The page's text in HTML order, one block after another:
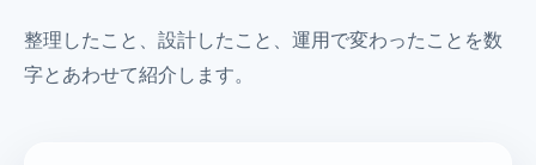
整理したこと、設計したこと、運用で変わったことを数
字とあわせて紹介します。